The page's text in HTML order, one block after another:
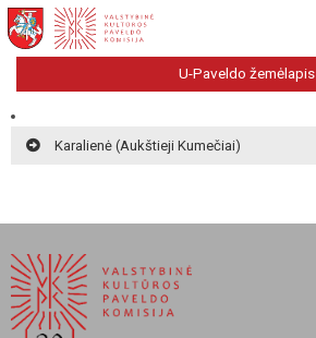
U-Paveldo žemėlapis
Karalienė (Aukštieji Kumečiai)